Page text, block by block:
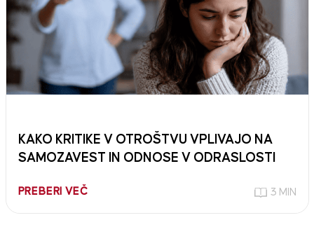
KAKO KRITIKE V OTROŠTVU VPLIVAJO NA
SAMOZAVEST IN ODNOSE V ODRASLOSTI
PREBERI VEČ 3 MIN